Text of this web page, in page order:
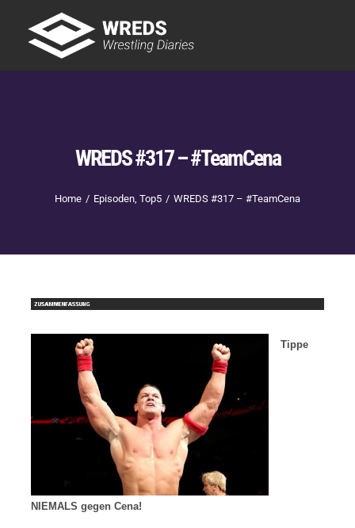
content
WREDS #317 – #TeamCena
Home Episoden Top5 WREDS #317 – #TeamCena
Tippe
NIEMALS gegen Cena!